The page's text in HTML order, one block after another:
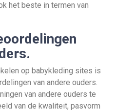
het beste in termen van
op babykleding sites is
van andere ouders.
van andere ouders te
van de kwaliteit, pasvorm